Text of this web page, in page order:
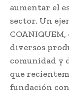
aumentar el
sector. Un
diversos
comunidad y
que
fundación